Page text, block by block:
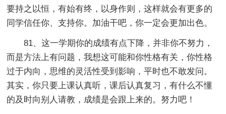
要持之以恒，有始有终，以身作则，这样就会有更多的
同学信任你、支持你。加油干吧，你一定会更加出色。
81、这一学期你的成绩有点下降，并非你不努力，
而是方法上有问题，我想这可能和你性格有关，你性格
过于内向，思维的灵活性受到影响，平时也不敢发问。
其实，你只要上课认真听，课后认真复习，有什么不懂
的及时向别人请教，成绩是会跟上来的。努力吧！